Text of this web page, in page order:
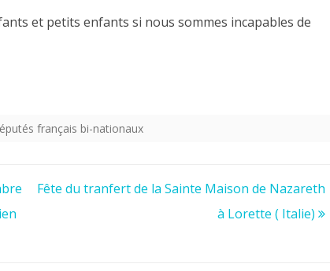
et petits enfants si nous sommes incapables de
français bi-nationaux
Fête du tranfert de la Sainte Maison de Nazareth
à Lorette ( Italie)